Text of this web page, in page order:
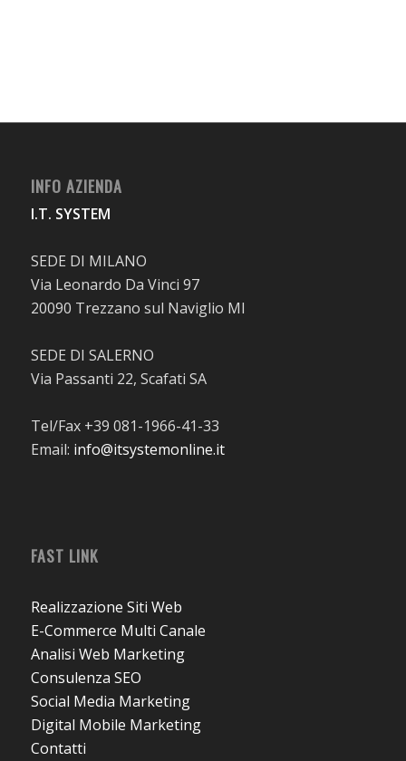
INFO AZIENDA
I.T. SYSTEM
SEDE DI MILANO
Via Leonardo Da Vinci 97
20090 Trezzano sul Naviglio MI
SEDE DI SALERNO
Via Passanti 22, Scafati SA
Tel/Fax +39 081-1966-41-33
Email: info@itsystemonline.it
FAST LINK
Realizzazione Siti Web
E-Commerce Multi Canale
Analisi Web Marketing
Consulenza SEO
Social Media Marketing
Digital Mobile Marketing
Contatti